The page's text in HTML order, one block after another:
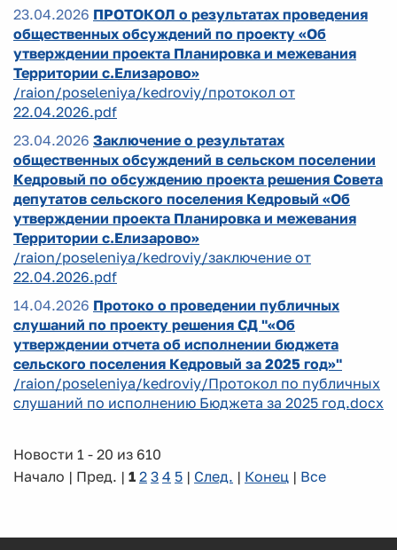
23.04.2026 ПРОТОКОЛ о результатах проведения
общественных обсуждений по проекту «Об
утверждении проекта Планировка и межевания
Территории с.Елизарово»
/raion/poseleniya/kedroviy/протокол от
22.04.2026.pdf
23.04.2026 Заключение о результатах
общественных обсуждений в сельском поселении
Кедровый по обсуждению проекта решения Совета
депутатов сельского поселения Кедровый «Об
утверждении проекта Планировка и межевания
Территории с.Елизарово»
/raion/poseleniya/kedroviy/заключение от
22.04.2026.pdf
14.04.2026 Протоко о проведении публичных
слушаний по проекту решения СД "«Об
утверждении отчета об исполнении бюджета
сельского поселения Кедровый за 2025 год»"
/raion/poseleniya/kedroviy/Протокол по публичных
слушаний по исполнению Бюджета за 2025 год.docx
Новости 1 - 20 из 610
Начало | Пред. | 1 2 3 4 5 | След. | Конец | Все